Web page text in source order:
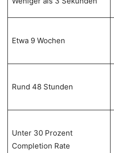
Etwa 9 Wochen
Rund 48 Stunden
Unter 30 Prozent
Completion Rate